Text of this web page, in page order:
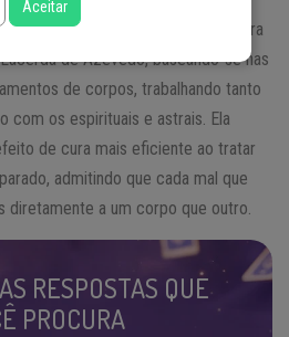
à distância consiste na cura
de Azevedo, baseando-se nas
de corpos, trabalhando tanto
com os espirituais e astrais. Ela
de cura mais eficiente ao tratar
admitindo que cada mal que
diretamente a um corpo que outro.
RESPOSTAS QUE
PROCURA
Aceitar